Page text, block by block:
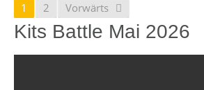
1 2 Vorwärts
Kits Battle Mai 2026